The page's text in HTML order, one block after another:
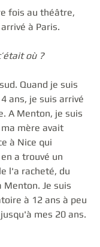
fois au théâtre,
à Paris.
où ?
Quand je suis
ans, je suis arrivé
A Menton, je suis
mère avait
à Nice qui
a trouvé un
l'a racheté, du
Menton. Je suis
à 12 ans à peu
mes 20 ans.